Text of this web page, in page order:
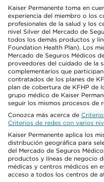
Kaiser Permanente toma en
experiencia del miembro o los
profesionales de la salud y los
nivel Silver del Mercado de
todos los demás productos y
Foundation Health Plan). Los
Mercado de Seguros Médicos
proveedores del cuidado de la
complementarios que
contratados de los planes de
plan de cobertura de KFHP de
grupo médico de Kaiser
seguir los mismos procesos de
Conozca más acerca de
Criterios de redes con varios
Kaiser Permanente aplica los
distribución geográfica para
del Mercado de Seguros
productos y líneas de negocio
médicas y centros médicos en
acceso a todos los centros de